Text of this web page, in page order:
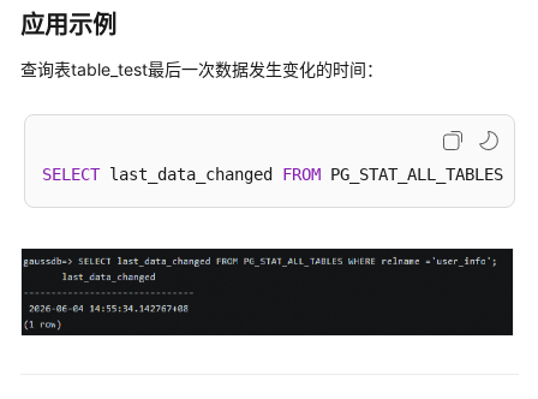
管
理
DWS
据
对
Oracle、
Teradata
和
应用示例
查询表table_test最后一次数据发生变化的时间：
SELECT last_data_changed FROM PG_STAT_ALL_TABLES